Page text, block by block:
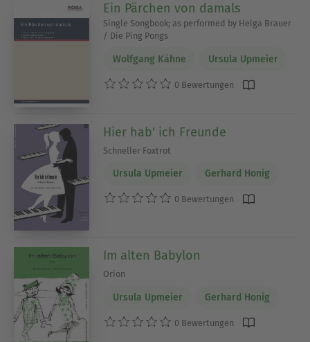
Ein Pärchen von damals
Single Songbook; as performed by Helga Brauer
/ Die Ping Pongs
Wolfgang Kähne Ursula Upmeier
0 Bewertungen
Hier hab' ich Freunde
Schneller Foxtrot
Ursula Upmeier Gerhard Honig
0 Bewertungen
Im alten Babylon
Orion
Ursula Upmeier Gerhard Honig
0 Bewertungen